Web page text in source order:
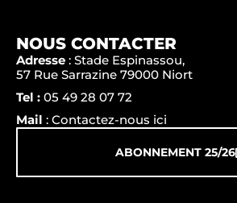
NOUS CONTACTER
Adresse : Stade Espinassou,
57 Rue Sarrazine 79000 Niort
Tel : 05 49 28 07 72
Mail : Contactez-nous ici
ABONNEMENT 25/26